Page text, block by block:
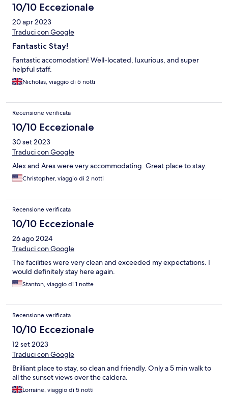
10/10 Eccezionale
20 apr 2023
Traduci con Google
Fantastic Stay!
Fantastic accomodation! Well-located, luxurious, and super
helpful staff.
Nicholas, viaggio di 5 notti
Recensione verificata
10/10 Eccezionale
30 set 2023
Traduci con Google
Alex and Ares were very accommodating. Great place to stay.
Christopher, viaggio di 2 notti
Recensione verificata
10/10 Eccezionale
26 ago 2024
Traduci con Google
The facilities were very clean and exceeded my expectations. I
would definitely stay here again.
Stanton, viaggio di 1 notte
Recensione verificata
10/10 Eccezionale
12 set 2023
Traduci con Google
Brilliant place to stay, so clean and friendly. Only a 5 min walk to
all the sunset views over the caldera.
Lorraine, viaggio di 5 notti